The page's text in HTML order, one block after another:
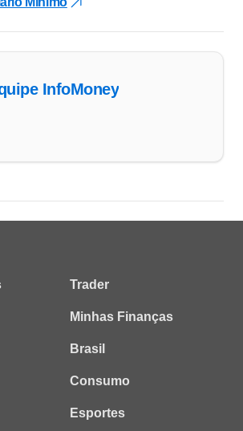
InfoMoney
Trader
Minhas Finanças
Brasil
Consumo
Esportes